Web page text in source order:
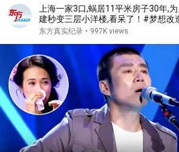
上海一家3口,蜗居11平米房子30年,
建秒变三层小洋楼,看呆了！#梦想改
S06EP02
东方真实纪录 • 997K views